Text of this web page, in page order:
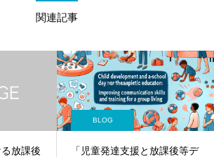
関連記事
放課後
BLOG
「児童発達支援と放課後等デ